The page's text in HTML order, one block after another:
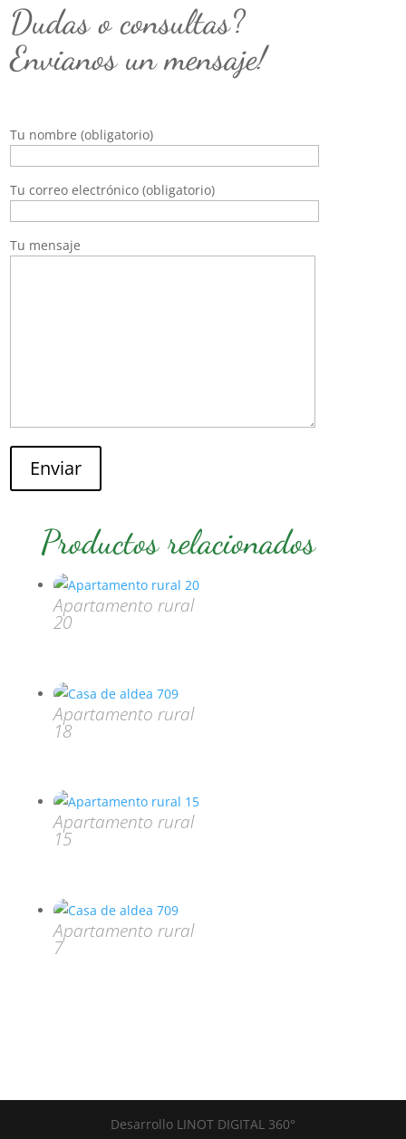
Dudas o consultas?
Envianos un mensaje!
Tu nombre (obligatorio)
Tu correo electrónico (obligatorio)
Tu mensaje
Enviar
Productos relacionados
Apartamento rural
20
Apartamento rural
18
Apartamento rural
15
Apartamento rural
7
Desarrollo LINOT DIGITAL 360°